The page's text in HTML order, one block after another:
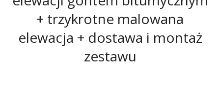
+ trzykrotne malowana
elewacja + dostawa i montaż
zestawu